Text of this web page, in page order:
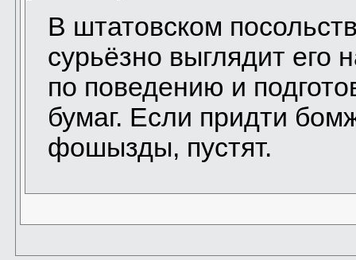
В штатовском
сурьёзно выглядит его
по поведению и
бумаг. Если придти
фошызды, пустят.